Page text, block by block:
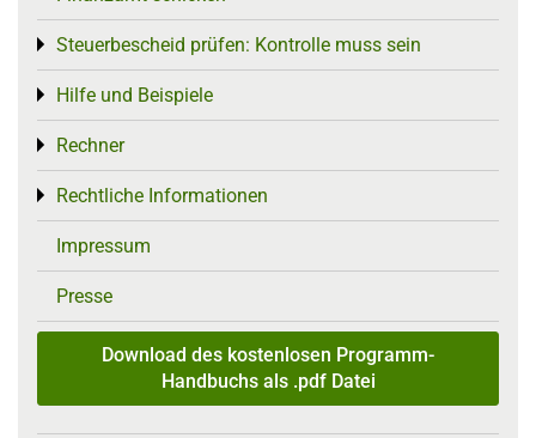
Steuerbescheid prüfen: Kontrolle muss sein
Toggle menu
Hilfe und Beispiele
Toggle menu
Rechner
Toggle menu
Rechtliche Informationen
Toggle menu
Impressum
Presse
Download des kostenlosen Programm-
Handbuchs als .pdf Datei